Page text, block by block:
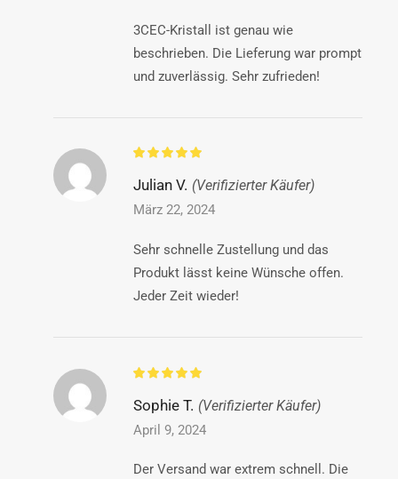
3CEC-Kristall ist genau wie
beschrieben. Die Lieferung war prompt
und zuverlässig. Sehr zufrieden!
Julian V. (Verifizierter Käufer)
März 22, 2024
Sehr schnelle Zustellung und das
Produkt lässt keine Wünsche offen.
Jeder Zeit wieder!
Sophie T. (Verifizierter Käufer)
April 9, 2024
Der Versand war extrem schnell. Die